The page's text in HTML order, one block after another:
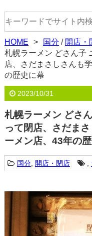
HOME 国分 / 開店・
札幌ラーメン どさん子
店、さだまさしさんも
の歴史に幕
2023/10/31
札幌ラーメン どさ
って閉店、さだま
ーメン店、43年の
国分, 開店・閉店 ,